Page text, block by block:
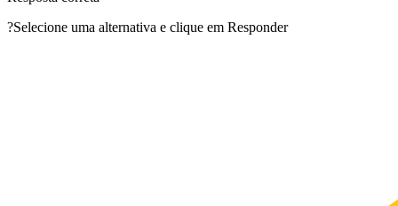
?Selecione uma alternativa e clique em Responder